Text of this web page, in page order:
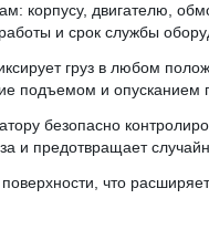
корпусу, двигателю,
и срок службы
груз в любом
подъемом и опусканием
безопасно
и предотвращает
что